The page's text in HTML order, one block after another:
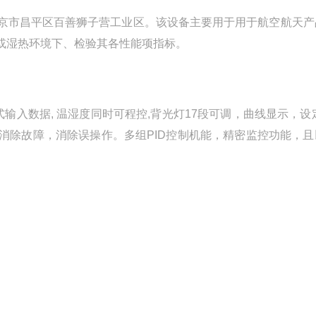
市昌平区百善狮子营工业区。该设备主要用于用于航空航天
热环境下、检验其各性能项指标。
入数据, 温湿度同时可程控,背光灯17段可调，曲线显示，设
除故障，消除误操作。多组PID控制机能，精密监控功能，